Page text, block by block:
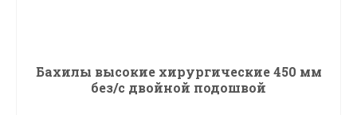
Бахилы высокие хирургические 450 мм
без/с двойной подошвой